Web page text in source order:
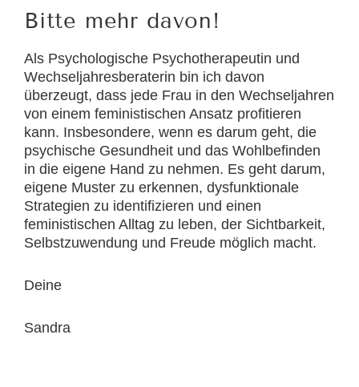
Bitte mehr davon!
Als Psychologische Psychotherapeutin und
Wechseljahresberaterin bin ich davon
überzeugt, dass jede Frau in den Wechseljahren
von einem feministischen Ansatz profitieren
kann. Insbesondere, wenn es darum geht, die
psychische Gesundheit und das Wohlbefinden
in die eigene Hand zu nehmen. Es geht darum,
eigene Muster zu erkennen, dysfunktionale
Strategien zu identifizieren und einen
feministischen Alltag zu leben, der Sichtbarkeit,
Selbstzuwendung und Freude möglich macht.
Deine
Sandra